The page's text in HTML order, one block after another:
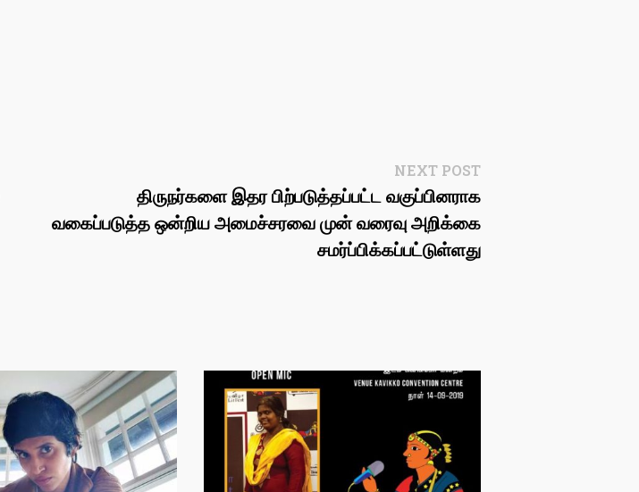
NEXT POSTNext
post:
திருநர்களை இதர பிற்படுத்தப்பட்ட வகுப்பினராக
வகைப்படுத்த ஒன்றிய அமைச்சரவை முன் வரைவு அறிக்கை
சமர்ப்பிக்கப்பட்டுள்ளது